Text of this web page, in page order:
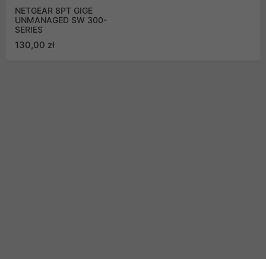
NETGEAR 8PT GIGE
UNMANAGED SW 300-
SERIES
130,00 zł